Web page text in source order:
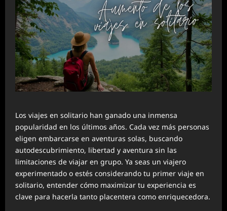
Los viajes en solitario han ganado una inmensa
popularidad en los últimos años. Cada vez más personas
eligen embarcarse en aventuras solas, buscando
autodescubrimiento, libertad y aventura sin las
limitaciones de viajar en grupo. Ya seas un viajero
experimentado o estés considerando tu primer viaje en
solitario, entender cómo maximizar tu experiencia es
clave para hacerla tanto placentera como enriquecedora.